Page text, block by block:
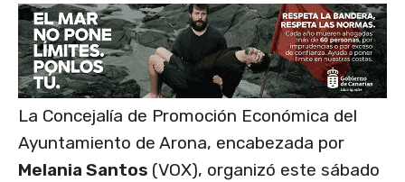
La Concejalía de Promoción Económica del
Ayuntamiento de Arona, encabezada por
Melania Santos (VOX), organizó este sábado